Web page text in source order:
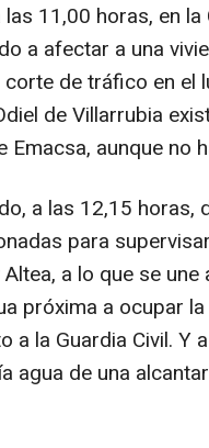
11,00 horas, en
a afectar a una
de tráfico en el
de Villarrubia
Emacsa, aunque no
a las 12,15
para
a lo que se
próxima a ocupar
a la Guardia Civil. Y
agua de una